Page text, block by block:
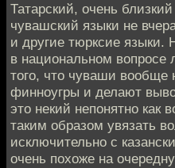
Татарский, очень
чувашский языки не
и другие тюрксие языки.
в национальном вопросе
того, что чуваши вообще
финноугры и делают
это некий непонятно как
таким образом увязать
исключительно с
очень похоже на